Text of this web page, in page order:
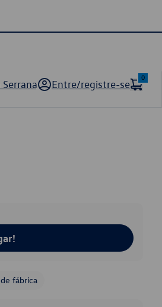
Serrana Entre/registre-se
0
fábrica